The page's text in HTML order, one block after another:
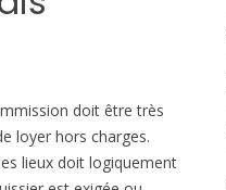
doit être très
loyer hors charges.
lieux doit logiquement